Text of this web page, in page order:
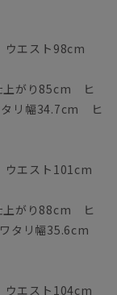
ウエスト98cm
上がり85cm ヒ
リ幅34.7cm ヒ
ウエスト101cm
上がり88cm ヒ
タリ幅35.6cm
ウエスト104cm